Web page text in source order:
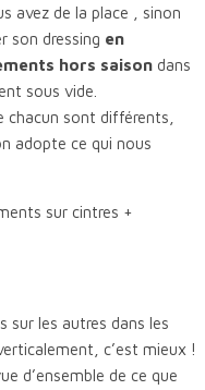
avez de la place , sinon
son dressing en
hors saison dans
sous vide.
chacun sont différents,
adopte ce qui nous
sur les autres dans les
c’est mieux !
d’ensemble de ce que